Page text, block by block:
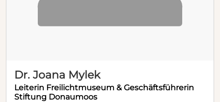
Dr. Joana Mylek
Leiterin Freilichtmuseum & Geschäftsführerin
Stiftung Donaumoos